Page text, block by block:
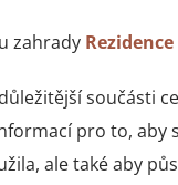
zahrady
součásti
pro to,
ale také aby